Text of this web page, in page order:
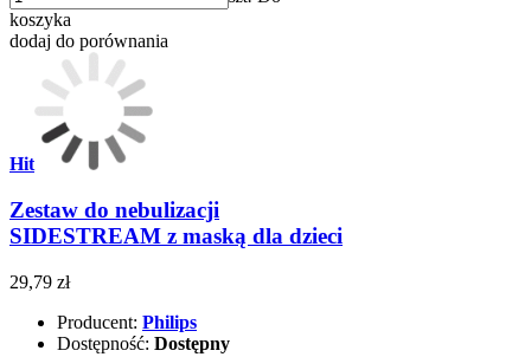
koszyka
dodaj do porównania
Hit
Zestaw do nebulizacji
SIDESTREAM z maską dla dzieci
29,79 zł
Producent: Philips
Dostępność: Dostępny